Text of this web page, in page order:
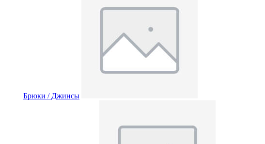
Брюки / Джинсы